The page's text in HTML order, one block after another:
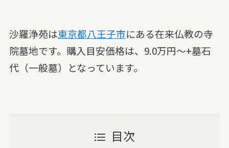
沙羅浄苑は東京都八王子市にある在来仏教の寺
院墓地です。購入目安価格は、9.0万円～+墓石
代（一般墓）となっています。
目次